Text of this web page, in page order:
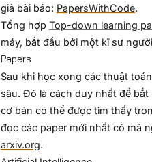
giả bài báo: PapersWithCode.
Tổng hợp Top-down learning
máy, bắt đầu bởi một kĩ sư
Papers
Sau khi học xong các thuật
sâu. Đó là cách duy nhất để
cơ bản có thể được tìm thấy
đọc các paper mới nhất có mã
arxiv.org.